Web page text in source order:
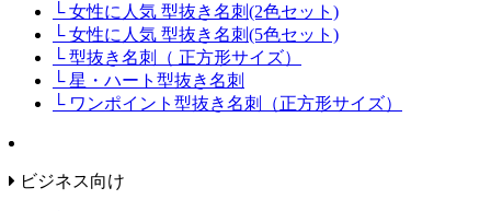
└ 女性に人気 型抜き名刺(2色セット)
└ 女性に人気 型抜き名刺(5色セット)
└ 型抜き名刺（ 正方形サイズ）
└ 星・ハート型抜き名刺
└ ワンポイント型抜き名刺（正方形サイズ）
ビジネス向け